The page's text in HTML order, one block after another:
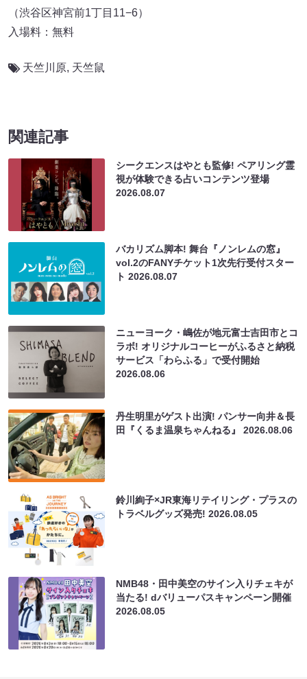
（渋谷区神宮前1丁目11−6）
入場料：無料
天竺川原, 天竺鼠
関連記事
シークエンスはやとも監修! ペアリング霊
視が体験できる占いコンテンツ登場
2026.08.07
バカリズム脚本! 舞台『ノンレムの窓』
vol.2のFANYチケット1次先行受付スター
ト2026.08.07
ニューヨーク・嶋佐が地元富士吉田市とコ
ラボ! オリジナルコーヒーがふるさと納税
サービス「わらふる」で受付開始
2026.08.06
丹生明里がゲスト出演! パンサー向井＆長
田『くるま温泉ちゃんねる』2026.08.06
鈴川絢子×JR東海リテイリング・プラスの
トラベルグッズ発売!2026.08.05
NMB48・田中美空のサイン入りチェキが
当たる! dバリューパスキャンペーン開催
2026.08.05